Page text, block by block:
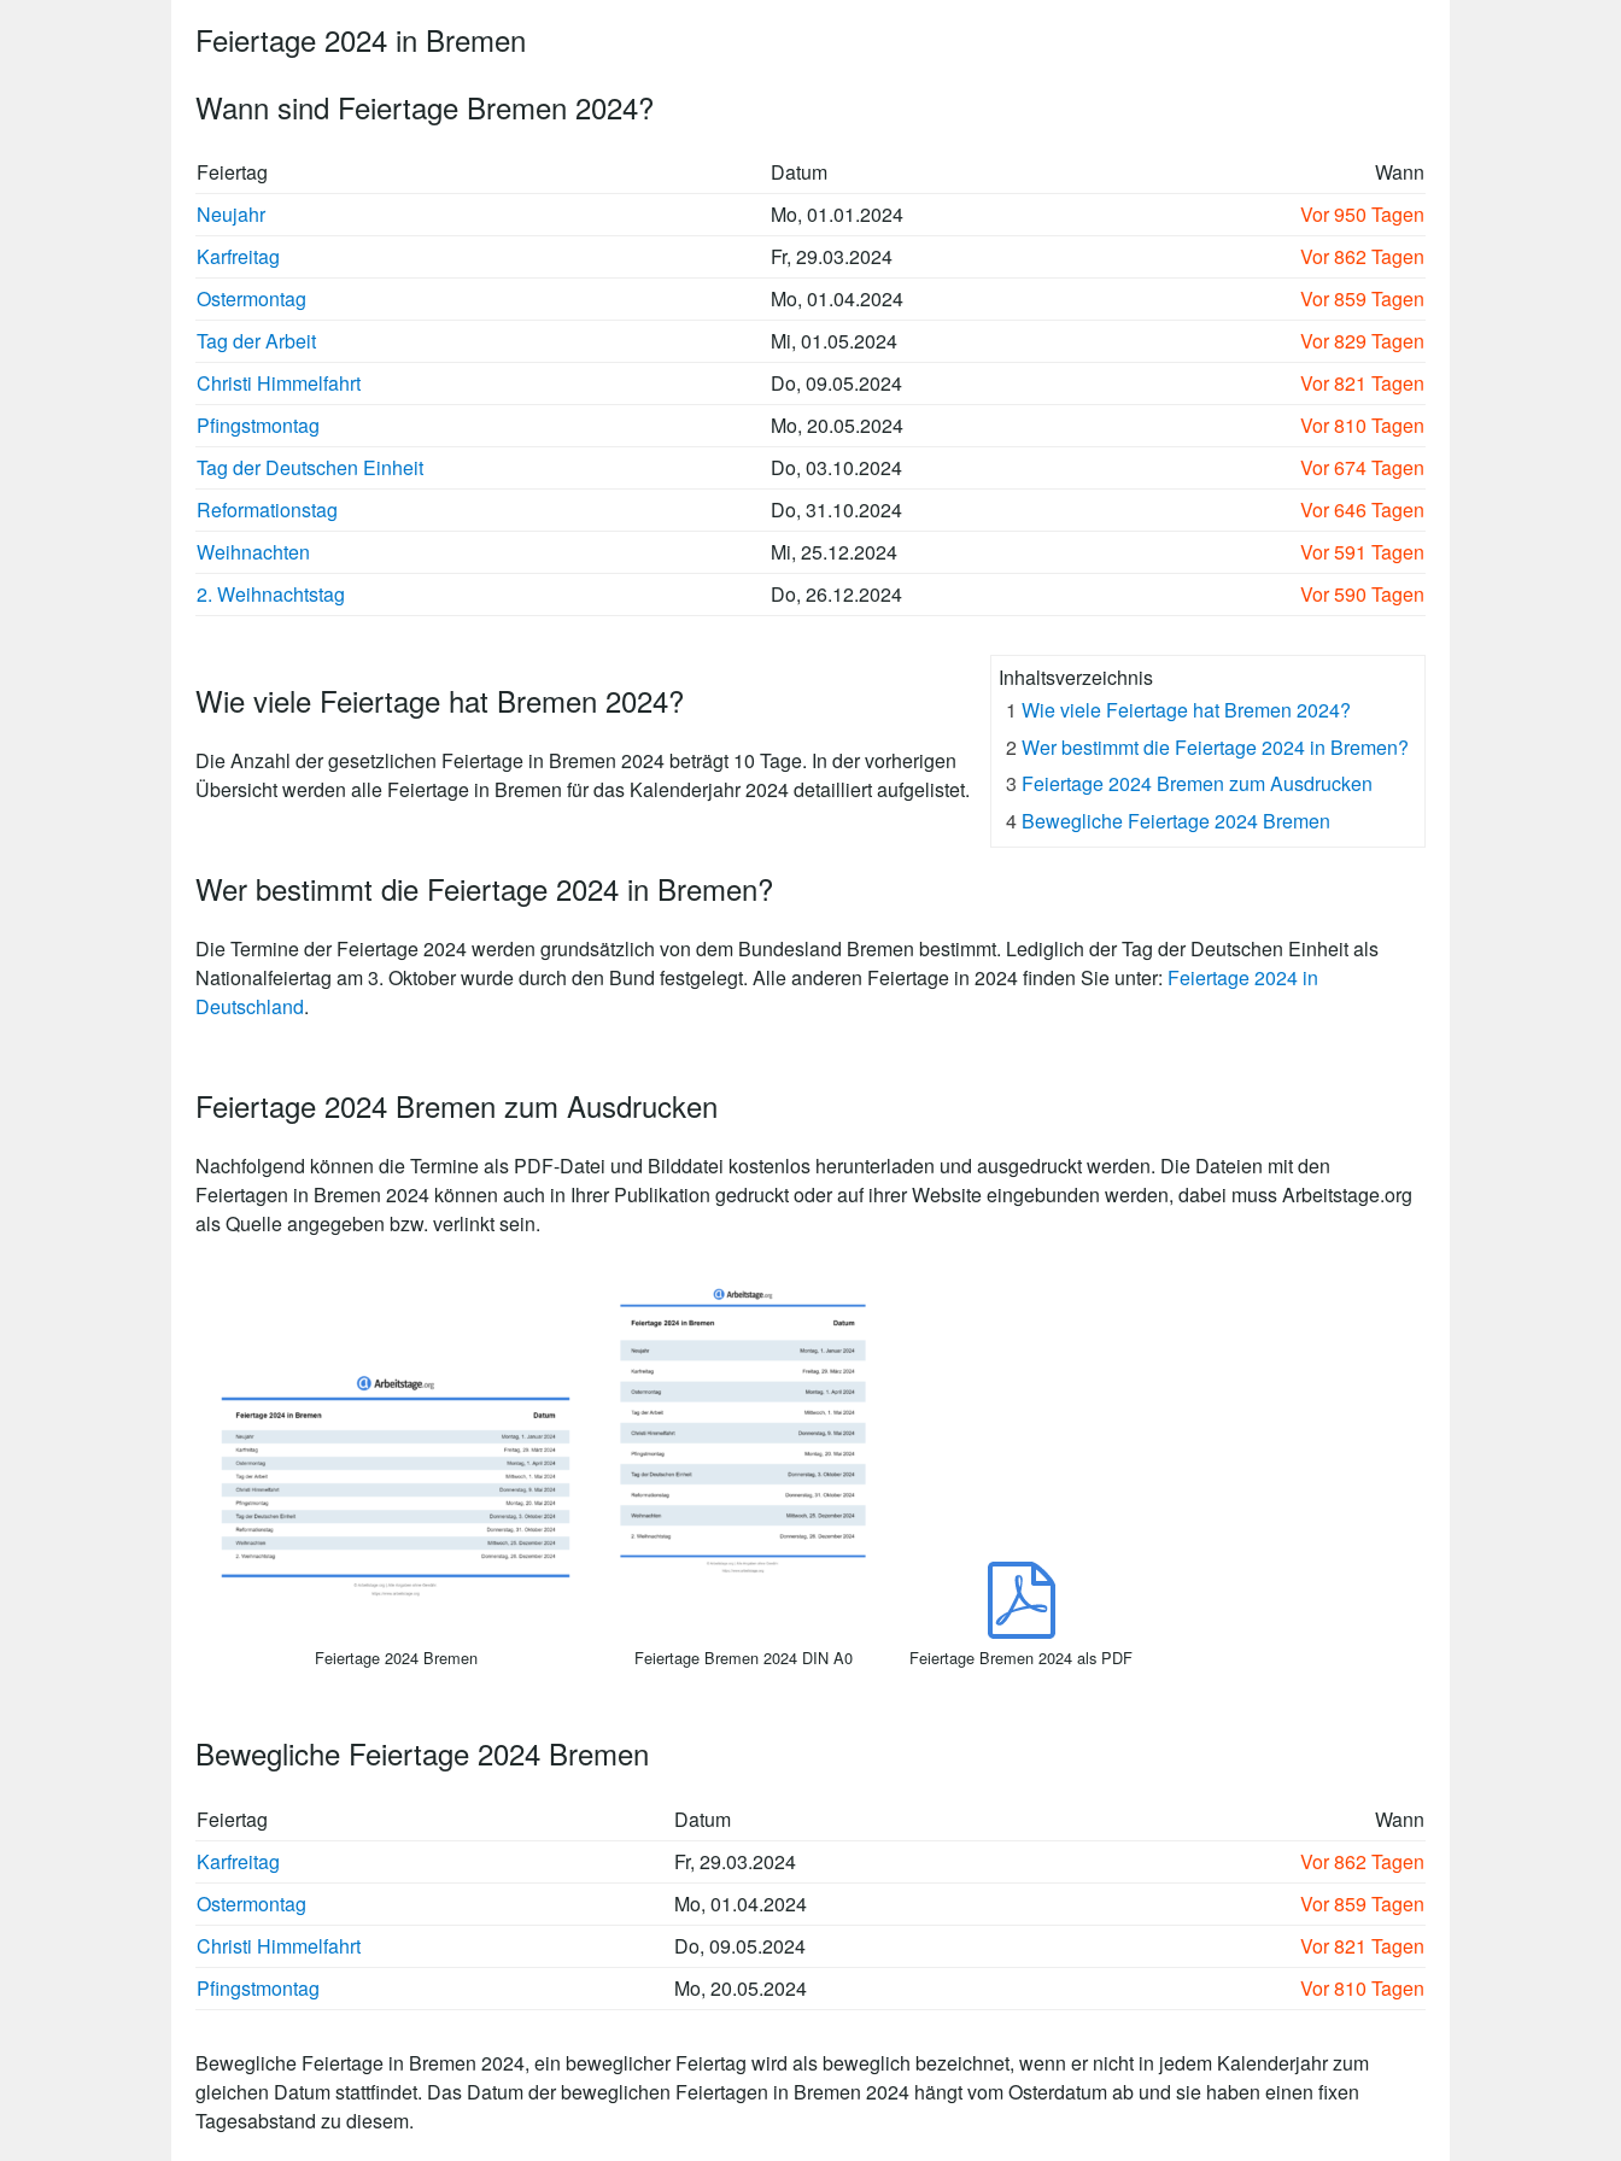
Feiertage 2024 in Bremen
Wann sind Feiertage Bremen 2024?
Feiertag Datum
Wann
Neujahr
Mo, 01.01.2024
Vor 950 Tagen
Karfreitag
Fr, 29.03.2024
Vor 862 Tagen
Ostermontag
Mo, 01.04.2024
Vor 859 Tagen
Tag der Arbeit
Mi, 01.05.2024
Vor 829 Tagen
Christi Himmelfahrt
Do, 09.05.2024
Vor 821 Tagen
Pfingstmontag
Mo, 20.05.2024
Vor 810 Tagen
Tag der Deutschen Einheit
Do, 03.10.2024
Vor 674 Tagen
Reformationstag
Do, 31.10.2024
Vor 646 Tagen
Weihnachten
Mi, 25.12.2024
Vor 591 Tagen
2. Weihnachtstag
Do, 26.12.2024 Vor 590 Tagen
Inhaltsverzeichnis
1 Wie viele Feiertage hat Bremen 2024?
2 Wer bestimmt die Feiertage 2024 in Bremen?
3 Feiertage 2024 Bremen zum Ausdrucken
4 Bewegliche Feiertage 2024 Bremen
Wie viele Feiertage hat Bremen 2024?
Die Anzahl der gesetzlichen Feiertage in Bremen 2024 beträgt 10 Tage. In der vorherigen
Übersicht werden alle Feiertage in Bremen für das Kalenderjahr 2024 detailliert aufgelistet.
Wer bestimmt die Feiertage 2024 in Bremen?
Die Termine der Feiertage 2024 werden grundsätzlich von dem Bundesland Bremen bestimmt. Lediglich der Tag der Deutschen Einheit als
Nationalfeiertag am 3. Oktober wurde durch den Bund festgelegt. Alle anderen Feiertage in 2024 finden Sie unter: Feiertage 2024 in
Deutschland.
Feiertage 2024 Bremen zum Ausdrucken
Nachfolgend können die Termine als PDF-Datei und Bilddatei kostenlos herunterladen und ausgedruckt werden. Die Dateien mit den
Feiertagen in Bremen 2024 können auch in Ihrer Publikation gedruckt oder auf ihrer Website eingebunden werden, dabei muss Arbeitstage.org
als Quelle angegeben bzw. verlinkt sein.
Feiertage 2024 Bremen Feiertage Bremen 2024 DIN A0 Feiertage Bremen 2024 als PDF
Bewegliche Feiertage 2024 Bremen
Feiertag Datum
Wann
Karfreitag
Fr, 29.03.2024
Vor 862 Tagen
Ostermontag
Mo, 01.04.2024
Vor 859 Tagen
Christi Himmelfahrt
Do, 09.05.2024
Vor 821 Tagen
Pfingstmontag
Mo, 20.05.2024 Vor 810 Tagen
Bewegliche Feiertage in Bremen 2024, ein beweglicher Feiertag wird als beweglich bezeichnet, wenn er nicht in jedem Kalenderjahr zum
gleichen Datum stattfindet. Das Datum der beweglichen Feiertagen in Bremen 2024 hängt vom Osterdatum ab und sie haben einen fixen
Tagesabstand zu diesem.